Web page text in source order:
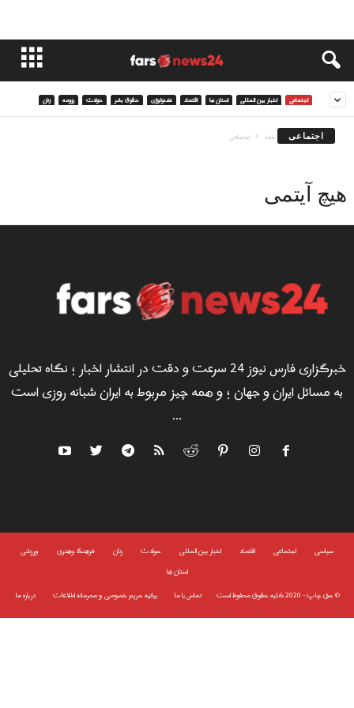
اجتماعی اخبار بین المللی استان ها اقتصاد تکنولوژی حقوق بشر حوادث رزومه زنان
اجتماعی خانه اجتماعی
هیچ آیتمی
خبرگزاری فارس نیوز 24 سرعت و دقت در انتشار اخبار ؛ نگاه تحلیلی
به مسائل ایران و جهان ؛ و همه چیز مربوط به ایران شبانه روزی است
...
سياسى اجتماعی اقتصاد اخبار بین المللی حوادث زنان فرهنگ وهنری
ورزشی
استان ها
©
تماس با ما بیانیه حریم خصوصی و محرمانه اطلاعات درباره ما حق چاپ - 2020 کلیه حقوق محفوظ است